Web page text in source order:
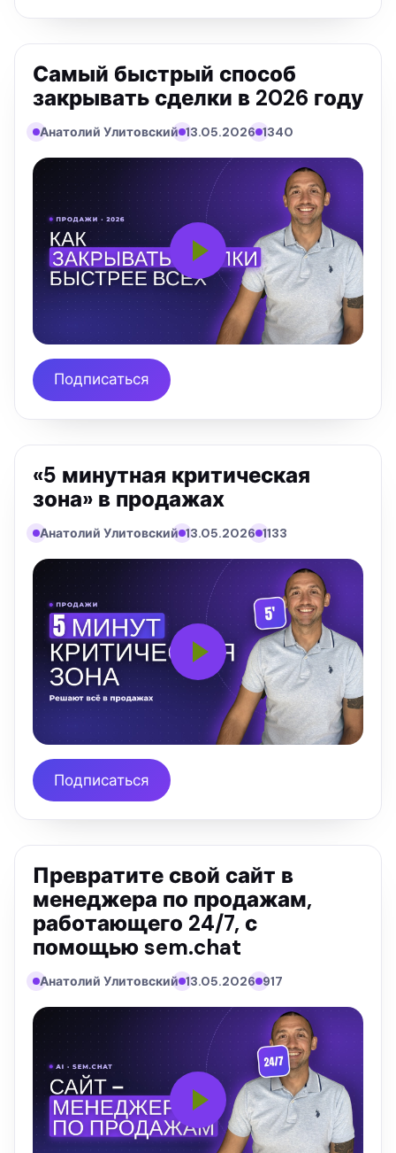
Самый быстрый способ
закрывать сделки в 2026 году
Анатолий Улитовский 13.05.2026 1340
Подписаться
«5 минутная критическая
зона» в продажах
Анатолий Улитовский 13.05.2026 1133
Подписаться
Превратите свой сайт в
менеджера по продажам,
работающего 24/7, с
помощью sem.chat
Анатолий Улитовский 13.05.2026 917